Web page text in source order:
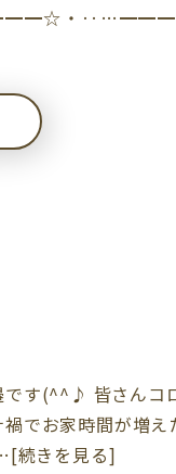
・
です(^^♪ 皆さんコ
でお家時間が増え
続きを見る]